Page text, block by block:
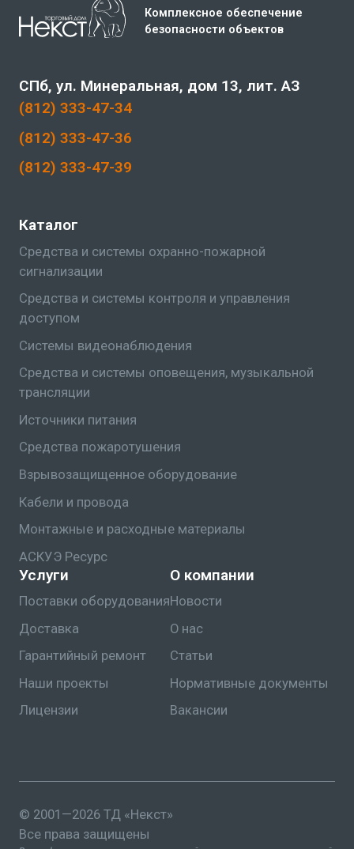
Комплексное обеспечение
безопасности объектов
Каталог
Средства и системы охранно-пожарной
сигнализации
Средства и системы контроля и управления
доступом
Системы видеонаблюдения
Средства и системы оповещения, музыкальной
трансляции
Источники питания
Средства пожаротушения
Взрывозащищенное оборудование
Кабели и провода
Монтажные и расходные материалы
АСКУЭ Ресурс
Услуги
Поставки оборудования
Доставка
Гарантийный ремонт
Наши проекты
Лицензии
О компании
Новости
О нас
Статьи
Нормативные документы
Вакансии
(812) 333-47-34
(812) 333-47-36
(812) 333-47-39
СПб, ул. Минеральная, дом 13, лит. АЗ
© 2001—2026 ТД «Некст»
Все права защищены